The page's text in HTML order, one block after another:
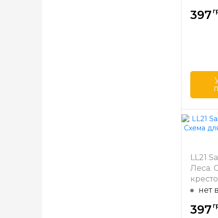
397
Бренд
Страна-
LL21
Леса.
Lace
нет
397